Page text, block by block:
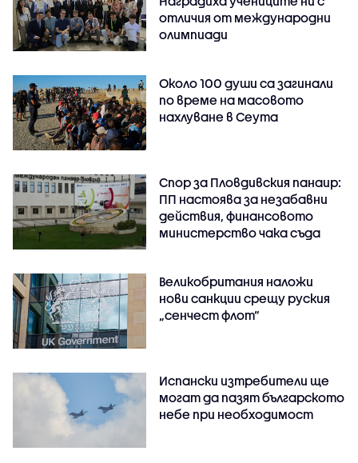
отличия от международни
олимпиади
Около 100 души са загинали
по време на масовото
нахлуване в Сеута
Спор за Пловдивския панаир:
ПП настоява за незабавни
действия, финансовото
министерство чака съда
Великобритания наложи
нови санкции срещу руския
„сенчест флот“
Испански изтребители ще
могат да пазят българското
небе при необходимост